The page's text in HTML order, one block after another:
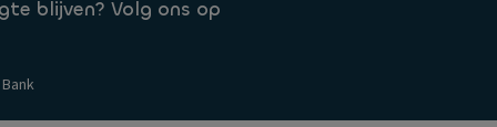
bei der Ayvens Bank
blijven? Volg ons op